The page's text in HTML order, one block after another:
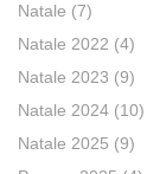
Natale (7)
Natale 2022 (4)
Natale 2023 (9)
Natale 2024 (10)
Natale 2025 (9)